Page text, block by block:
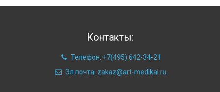
Контакты:
Телефон: +7(495) 642-34-21
Эл.почта: zakaz@art-medikal.ru